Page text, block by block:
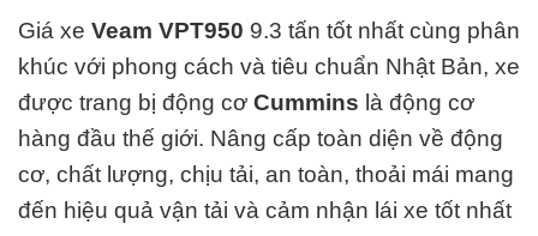
Giá xe Veam VPT950 9.3 tấn tốt nhất cùng phân
khúc với phong cách và tiêu chuẩn Nhật Bản, xe
được trang bị động cơ Cummins là động cơ
hàng đầu thế giới. Nâng cấp toàn diện về động
cơ, chất lượng, chịu tải, an toàn, thoải mái mang
đến hiệu quả vận tải và cảm nhận lái xe tốt nhất